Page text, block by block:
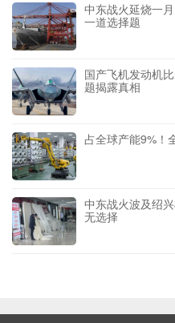
中东战火延烧一
一道选择题
国产飞机发动机
题揭露真相
占全球产能9%！
中东战火波及绍
无选择